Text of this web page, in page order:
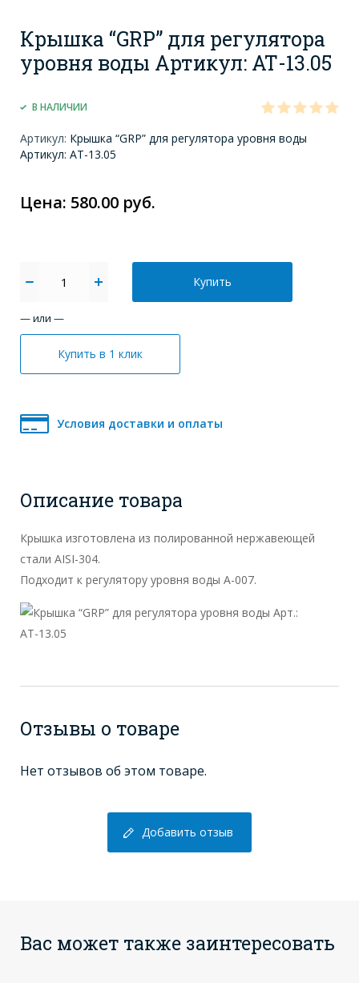
Крышка “GRP” для регулятора
уровня воды Артикул: АТ-13.05
В НАЛИЧИИ
Артикул: Крышка “GRP” для регулятора уровня воды
Артикул: АТ-13.05
Цена: 580.00 руб.
Купить
— или —
Купить в 1 клик
Условия доставки и оплаты
Описание товара
Крышка изготовлена из полированной нержавеющей
стали AISI-304.
Подходит к регулятору уровня воды А-007.
Отзывы о товаре
Нет отзывов об этом товаре.
Добавить отзыв
Вас может также заинтересовать